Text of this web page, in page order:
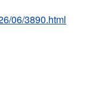
06/3890.html